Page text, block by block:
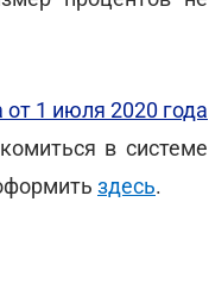
1 июля 2020 года
в системе
здесь.